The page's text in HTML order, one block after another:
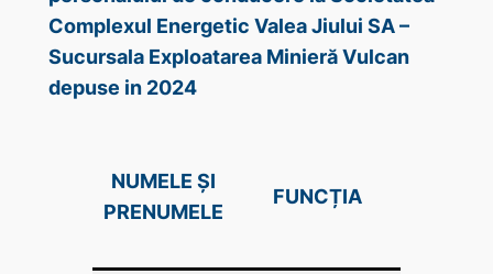
Complexul Energetic Valea Jiului SA –
Sucursala Exploatarea Minieră Vulcan
depuse in 2024
NUMELE ȘI
PRENUMELE
FUNCȚIA